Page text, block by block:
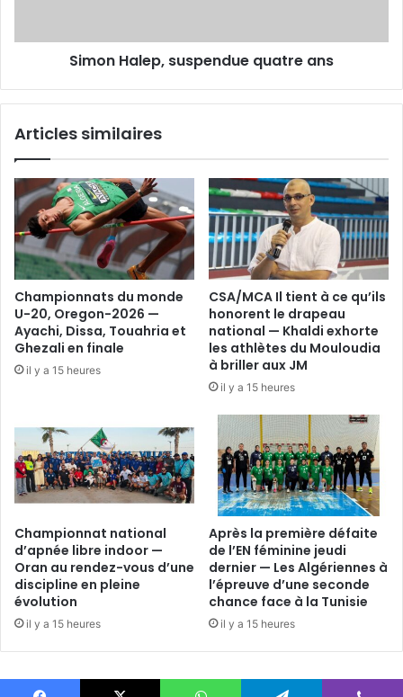
Simon Halep, suspendue quatre ans
Articles similaires
Championnats du monde
U-20, Oregon-2026 —
Ayachi, Dissa, Touahria et
Ghezali en finale
il y a 15 heures
CSA/MCA Il tient à ce qu’ils
honorent le drapeau
national — Khaldi exhorte
les athlètes du Mouloudia
à briller aux JM
il y a 15 heures
Championnat national
d’apnée libre indoor —
Oran au rendez-vous d’une
discipline en pleine
évolution
il y a 15 heures
Après la première défaite
de l’EN féminine jeudi
dernier — Les Algériennes à
l’épreuve d’une seconde
chance face à la Tunisie
il y a 15 heures